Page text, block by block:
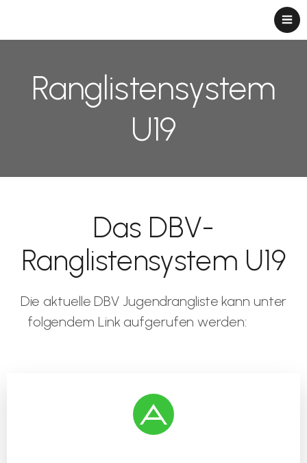
Ranglistensystem
U19
Das DBV-
Ranglistensystem U19
Die aktuelle DBV Jugendrangliste kann unter
folgendem Link aufgerufen werden: